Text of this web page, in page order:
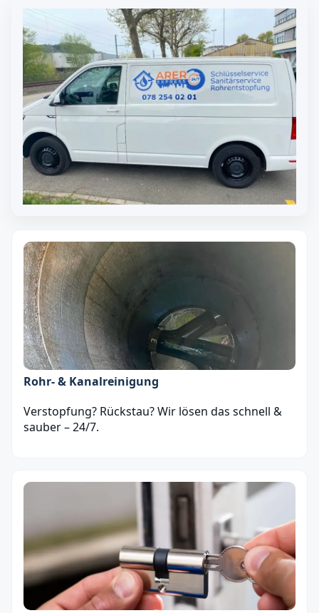
Rohr- & Kanalreinigung
Verstopfung? Rückstau? Wir lösen das schnell &
sauber – 24/7.